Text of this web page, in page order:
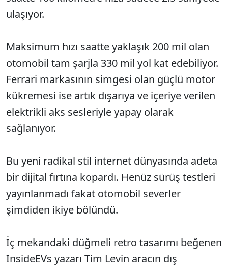
ulaşıyor.
Maksimum hızı saatte yaklaşık 200 mil olan
otomobil tam şarjla 330 mil yol kat edebiliyor.
Ferrari markasının simgesi olan güçlü motor
kükremesi ise artık dışarıya ve içeriye verilen
elektrikli aks sesleriyle yapay olarak
sağlanıyor.
Bu yeni radikal stil internet dünyasında adeta
bir dijital fırtına kopardı. Henüz sürüş testleri
yayınlanmadı fakat otomobil severler
şimdiden ikiye bölündü.
İç mekandaki düğmeli retro tasarımı beğenen
InsideEVs yazarı Tim Levin aracın dış